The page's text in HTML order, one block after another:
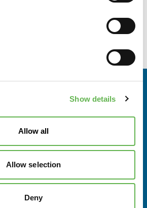
Show details
Allow all
Allow selection
Deny
hanno già frequentato la formazione
dell’aggiornamento
al corso è richiesta una
relatori coinvolti nel percorso
parte sono professionisti
nelle rispettive aree di
partecipazione garantisce un
scientifico dei contenuti trattati e